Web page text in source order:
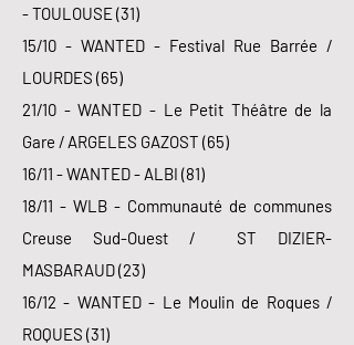
- TOULOUSE (31)
15/10 - WANTED - Festival Rue Barrée /
LOURDES (65)
21/10 - WANTED - Le Petit Théâtre de la
Gare / ARGELES GAZOST (65)
16/11 - WANTED - ALBI (81)
18/11 - WLB - Communauté de communes
Creuse Sud-Ouest / ST DIZIER-
MASBARAUD (23)
16/12 - WANTED - Le Moulin de Roques /
ROQUES (31)